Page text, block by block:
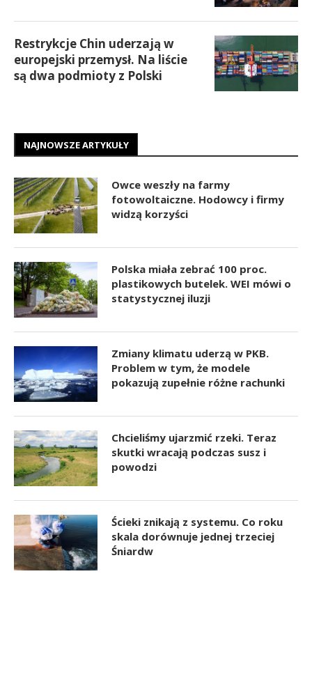
Restrykcje Chin uderzają w
europejski przemysł. Na liście
są dwa podmioty z Polski
NAJNOWSZE ARTYKUŁY
Owce weszły na farmy
fotowoltaiczne. Hodowcy i firmy
widzą korzyści
Polska miała zebrać 100 proc.
plastikowych butelek. WEI mówi o
statystycznej iluzji
Zmiany klimatu uderzą w PKB.
Problem w tym, że modele
pokazują zupełnie różne rachunki
Chcieliśmy ujarzmić rzeki. Teraz
skutki wracają podczas susz i
powodzi
Ścieki znikają z systemu. Co roku
skala dorównuje jednej trzeciej
Śniardw